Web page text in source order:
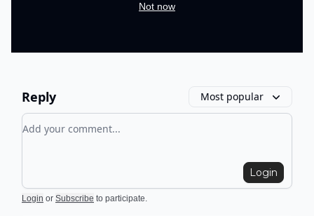
Not now
Reply Most popular
Add your comment
Login
Login or Subscribe to participate.